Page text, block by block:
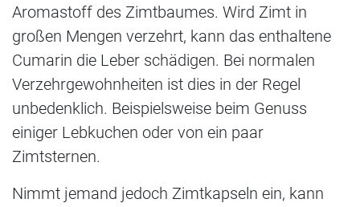
Aromastoff des Zimtbaumes. Wird Zimt in
großen Mengen verzehrt, kann das enthaltene
Cumarin die Leber schädigen. Bei normalen
Verzehrgewohnheiten ist dies in der Regel
unbedenklich. Beispielsweise beim Genuss
einiger Lebkuchen oder von ein paar
Zimtsternen.
Nimmt jemand jedoch Zimtkapseln ein, kann